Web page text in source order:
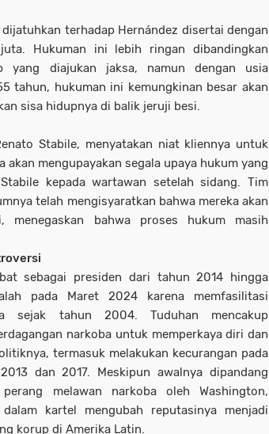
terhadap Hernández disertai dengan
Hukuman ini lebih ringan dibandingkan
yang diajukan jaksa, namun dengan usia
tahun, hukuman ini kemungkinan besar akan
sisa hidupnya di balik jeruji besi.
Stabile, menyatakan niat kliennya untuk
akan mengupayakan segala upaya hukum yang
kepada wartawan setelah sidang. Tim
telah mengisyaratkan bahwa mereka akan
menegaskan bahwa proses hukum masih
sebagai presiden dari tahun 2014 hingga
pada Maret 2024 karena memfasilitasi
sejak tahun 2004. Tuduhan mencakup
narkoba untuk memperkaya diri dan
termasuk melakukan kecurangan pada
dan 2017. Meskipun awalnya dipandang
melawan narkoba oleh Washington,
kartel mengubah reputasinya menjadi
korup di Amerika Latin.